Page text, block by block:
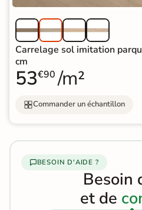
Carrelage sol imitation
cm
53€90 /m²
Commander un échantillon
BESOIN D'AIDE ?
Besoin
et de